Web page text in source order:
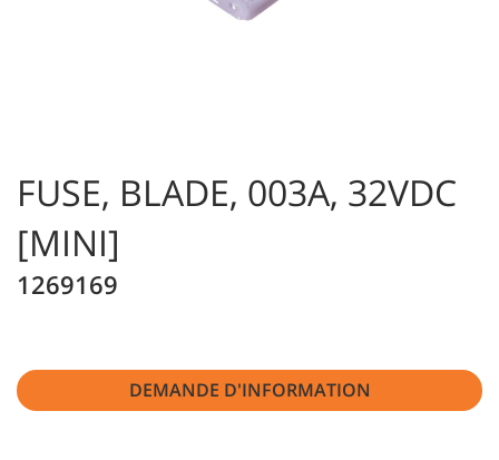
FUSE, BLADE, 003A, 32VDC
[MINI]
1269169
DEMANDE D'INFORMATION